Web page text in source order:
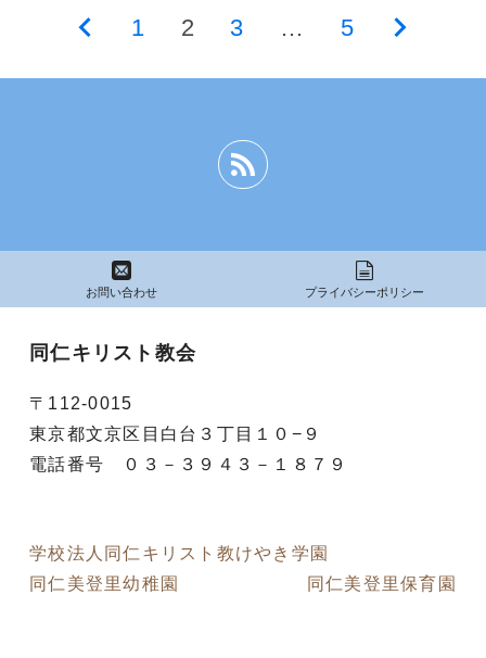
り
前1 2 3 … 5
次
お問い合わせ プライバシーポリシー
同仁キリスト教会
〒112-0015
東京都文京区目白台３丁目１０−９
電話番号 ０３－３９４３－１８７９
学校法人同仁キリスト教けやき学園
同仁美登里幼稚園
同仁美登里保育園